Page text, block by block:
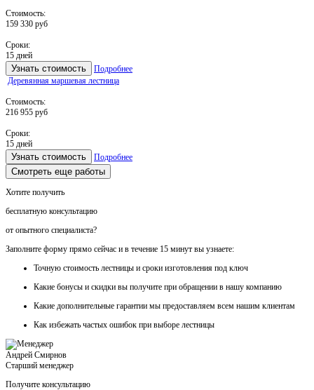
Стоимость:
159 330 руб
Сроки:
15 дней
Узнать стоимость
Подробнее
Деревянная маршевая лестница
Стоимость:
216 955 руб
Сроки:
15 дней
Узнать стоимость Подробнее
Смотреть еще работы
Хотите получить
бесплатную консультацию
от опытного специалиста?
Заполните форму прямо сейчас и в течение 15 минут вы узнаете:
Точную стоимость лестницы и сроки изготовления под ключ
Какие бонусы и скидки вы получите при обращении в нашу компанию
Какие дополнительные гарантии мы предоставляем всем нашим клиентам
Как избежать частых ошибок при выборе лестницы
Андрей Смирнов
Старший менеджер
Получите консультацию